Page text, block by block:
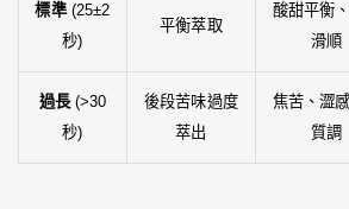
標準(25±2
秒)
平衡萃取
酸甜平衡
滑順
過長(>30
秒)
後段苦味過度
萃出
焦苦、澀
質調